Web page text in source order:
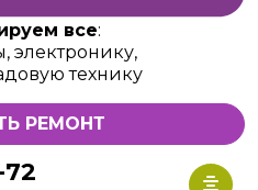
все:
электронику,
технику
РЕМОНТ
72